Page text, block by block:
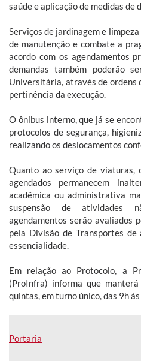
saúde e aplicação de medidas de
Serviços de jardinagem e
de manutenção e combate a
acordo com os agendamentos
demandas também poderão
Universitária, através de ordens
pertinência da execução.
O ônibus interno, que já se
protocolos de segurança,
realizando os deslocamentos
Quanto ao serviço de viaturas,
agendados permanecem
acadêmica ou administrativa
suspensão de atividades
agendamentos serão avaliados
pela Divisão de Transportes
essencialidade.
Em relação ao Protocolo, a
(ProInfra) informa que
quintas, em turno único, das 9h
Portaria